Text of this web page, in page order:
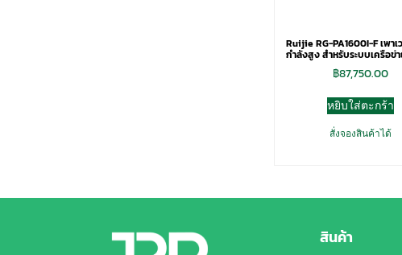
Ruijie RG-PA1600I-F เพาเ
กำลังสูง สำหรับระบบเครือข่
฿87,750.00
หยิบใส่ตะกร้า
สั่งจองสินค้าได้
สินค้า